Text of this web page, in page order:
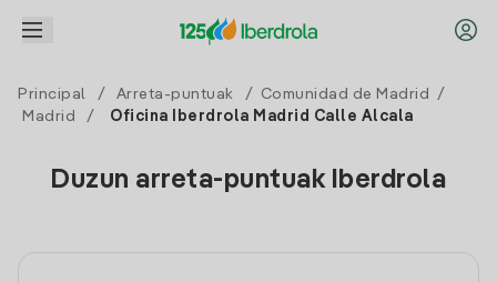
Principal / Arreta-puntuak / Comunidad de Madrid
/
Madrid
/ Oficina Iberdrola Madrid Calle Alcala
Duzun arreta-puntuak Iberdrola